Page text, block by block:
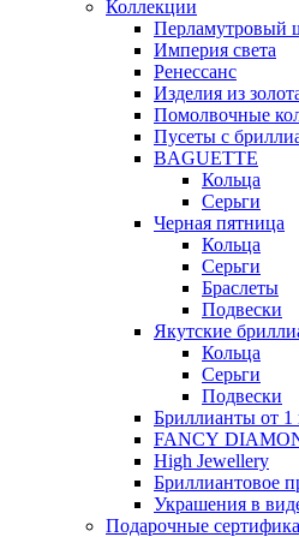
Коллекции
Перламутровый
Империя света
Ренессанс
Изделия из
Помолвочные
Пусеты с
BAGUETTE
Кольца
Серьги
Черная пятница
Кольца
Серьги
Браслеты
Подвески
Якутские
Кольца
Серьги
Подвески
Бриллианты от 1
FANCY
High Jewellery
Бриллиантовое
Украшения в
Подарочные